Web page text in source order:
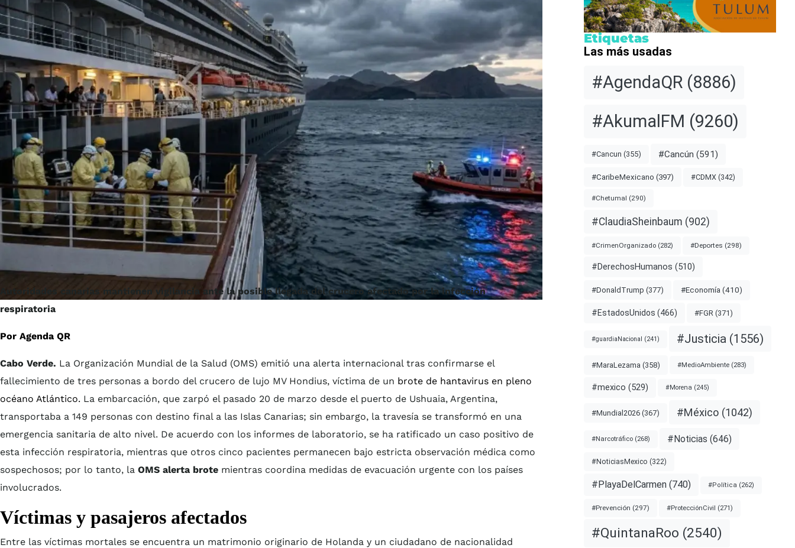
Autoridades canarias mantienen vigilancia ante la posible llegada del crucero afectado por la infección
respiratoria
Por Agenda QR
Cabo Verde. La Organización Mundial de la Salud (OMS) emitió una alerta internacional tras confirmarse el
fallecimiento de tres personas a bordo del crucero de lujo MV Hondius, víctima de un brote de hantavirus en pleno
océano Atlántico. La embarcación, que zarpó el pasado 20 de marzo desde el puerto de Ushuaia, Argentina,
transportaba a 149 personas con destino final a las Islas Canarias; sin embargo, la travesía se transformó en una
emergencia sanitaria de alto nivel. De acuerdo con los informes de laboratorio, se ha ratificado un caso positivo de
esta infección respiratoria, mientras que otros cinco pacientes permanecen bajo estricta observación médica como
sospechosos; por lo tanto, la OMS alerta brote mientras coordina medidas de evacuación urgente con los países
involucrados.
Víctimas y pasajeros afectados
Entre las víctimas mortales se encuentra un matrimonio originario de Holanda y un ciudadano de nacionalidad
Etiquetas
Las más usadas
#AgendaQR(8886)
#AkumalFM (9260)
#Cancun (355) #Cancún (591)
#CaribeMexicano (397) #CDMX(342)
#Chetumal (290)
#ClaudiaSheinbaum (902)
#CrimenOrganizado(282) #Deportes (298)
#DerechosHumanos (510)
#DonaldTrump (377) #Economía (410)
#EstadosUnidos (466) #FGR (371)
#guardiaNacional (241) #Justicia (1556)
#MaraLezama (358) #MedioAmbiente(283)
#mexico (529) #Morena (245)
#Mundial2026(367) #México(1042)
#Narcotráfico(268) #Noticias (646)
#NoticiasMexico (322)
#PlayaDelCarmen(740) #Política (262)
#Prevención (297) #ProtecciónCivil (271)
#QuintanaRoo (2540)